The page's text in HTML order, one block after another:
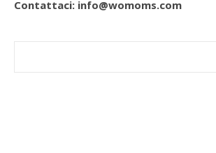
Contattaci: info@womoms.com